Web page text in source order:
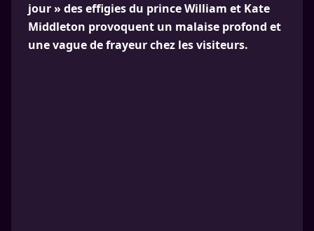
jour » des effigies du prince William et Kate
Middleton provoquent un malaise profond et
une vague de frayeur chez les visiteurs.